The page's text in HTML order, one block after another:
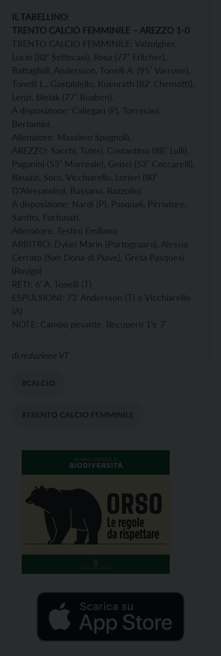
IL TABELLINO:
TRENTO CALCIO FEMMINILE – AREZZO 1-0
TRENTO CALCIO FEMMINILE: Valzolgher,
Lucin (82’ Settecasi), Rosa (77′ Erlicher),
Battaglioli, Andersson, Tonelli A. (95′ Varrone),
Tonelli L., Gastaldello, Kuenrath (82’ Chemotti),
Lenzi, Bielak (77′ Ruaben).
A disposizione: Callegari (P), Torresani,
Bertamini.
Allenatore: Massimo Spagnolli.
AREZZO: Sacchi, Tuteri, Costantino (88′ Lulli),
Paganini (53′ Morreale), Gnisci (53′ Ceccarelli),
Binazzi, Soro, Vicchiarello, Lorieri (80′
D’Alessandro), Bassano, Razzolini.
A disposizione: Nardi (P), Pasquali, Pirriatore,
Santini, Fortunati.
Allenatore: Testini Emiliano
ARBITRO: Dylan Marin (Portogruaro), Alessia
Cerrato (San Donà di Piave), Greta Pasquesi
(Rovigo)
RETI: 6’ A. Tonelli (T)
ESPULSIONI: 73’ Andersson (T) e Vicchiarello
(A)
NOTE: Campo pesante. Recupero 1’e 7’
di redazione VT
#CALCIO
#TRENTO CALCIO FEMMINILE